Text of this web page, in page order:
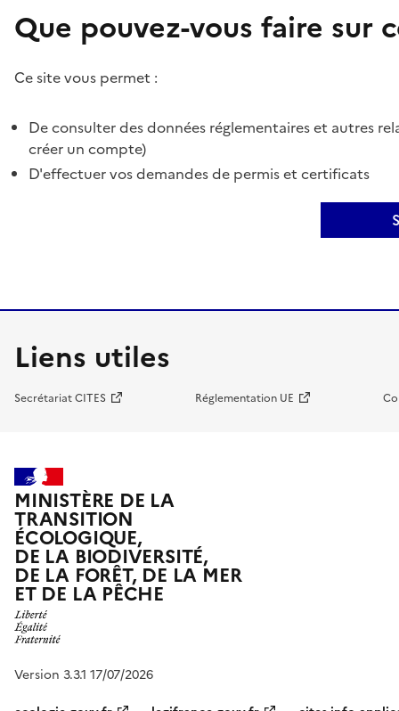
Que pouvez-vous faire sur
Ce site vous permet :
De consulter des données réglementaires et autres
créer un compte)
D'effectuer vos demandes de permis et certificats
Liens utiles
Secrétariat CITES Réglementation UE
MINISTÈRE DE LA
TRANSITION
ÉCOLOGIQUE,
DE LA BIODIVERSITÉ,
DE LA FORÊT, DE LA MER
ET DE LA PÊCHE
Version 3.3.1 17/07/2026